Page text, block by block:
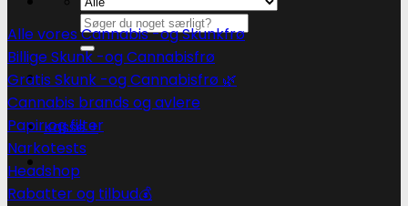
Søg
efter:
Kasse+
Alle vores Cannabis -og Skunkfrø
Billige Skunk -og Cannabisfrø
Gratis Skunk -og Cannabisfrø 🌿
Cannabis brands og avlere
Papir og filter
Narkotests
Headshop
Rabatter og tilbud💰